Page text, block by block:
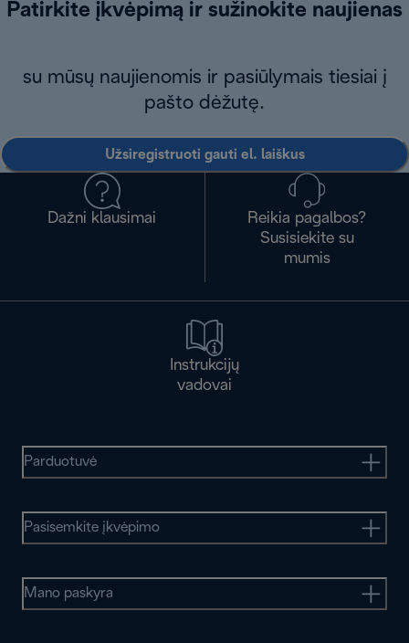
Patirkite įkvėpimą ir sužinokite naujienas
su mūsų naujienomis ir pasiūlymais tiesiai į
pašto dėžutę.
Užsiregistruoti gauti el. laiškus
Dažni klausimai
Reikia pagalbos?
Susisiekite su
mumis
Instrukcijų
vadovai
Parduotuvė
Pasisemkite įkvėpimo
Mano paskyra